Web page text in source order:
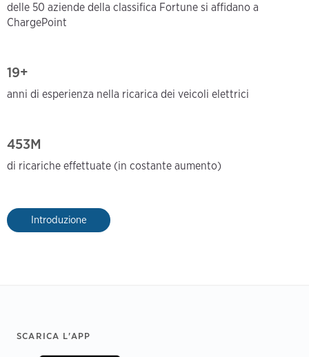
delle 50 aziende della classifica Fortune si affidano a
ChargePoint
19+
anni di esperienza nella ricarica dei veicoli elettrici
453M
di ricariche effettuate (in costante aumento)
Introduzione
Footer
SCARICA L'APP